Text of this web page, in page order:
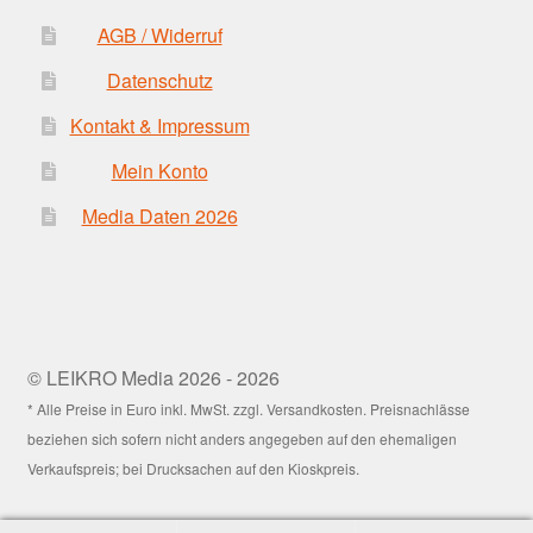
AGB / Widerruf
Datenschutz
Kontakt & Impressum
Mein Konto
Media Daten 2026
© LEIKRO Media 2026 - 2026
* Alle Preise in Euro inkl. MwSt. zzgl. Versandkosten. Preisnachlässe
beziehen sich sofern nicht anders angegeben auf den ehemaligen
Verkaufspreis; bei Drucksachen auf den Kioskpreis.